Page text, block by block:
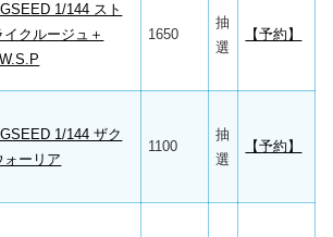
1/144 スト
イクルージュ＋
1650
抽
選
【予約】
1/144 ザク
ォーリア
1100
抽
選
【予約】